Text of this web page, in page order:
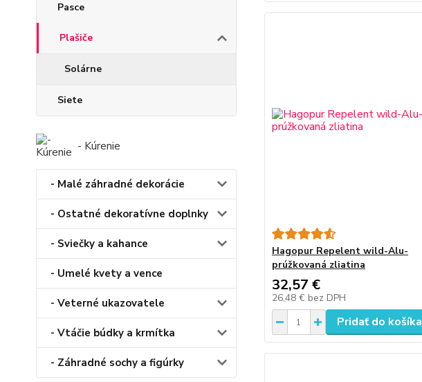
Pasce
Plašiče
Solárne
Siete
- Kúrenie
- Malé záhradné dekorácie
- Ostatné dekoratívne doplnky
- Sviečky a kahance
- Umelé kvety a vence
- Veterné ukazovatele
- Vtáčie búdky a krmítka
- Záhradné sochy a figúrky
Hagopur Repelent wild-Alu-
prúžkovaná zliatina
32,57 €
26,48 € bez DPH
Pridať do košíka